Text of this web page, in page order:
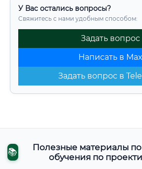
У Вас остались вопросы?
Свяжитесь с нами удобным способом:
Задать вопрос
Написать в Max
Задать вопрос в
📚
Полезные материалы
обучения по